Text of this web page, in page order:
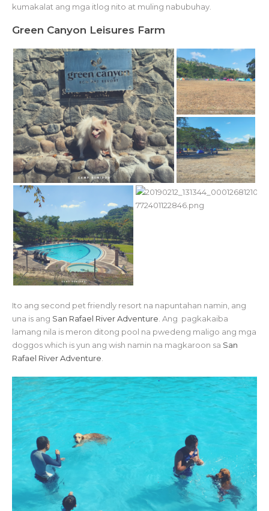
kumakalat ang mga itlog nito at muling nabubuhay.
Green Canyon Leisures Farm
Ito ang second pet friendly resort na napuntahan namin, ang
una is ang San Rafael River Adventure. Ang pagkakaiba
lamang nila is meron ditong pool na pwedeng maligo ang mga
doggos which is yun ang wish namin na magkaroon sa San
Rafael River Adventure.